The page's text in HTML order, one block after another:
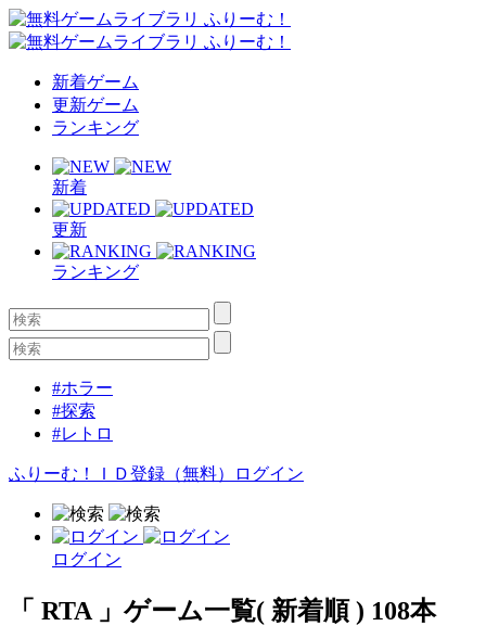
新着ゲーム
更新ゲーム
ランキング
新着
更新
ランキング
#ホラー
#探索
#レトロ
ふりーむ！ＩＤ登録（無料） ログイン
ログイン
「 RTA 」ゲーム一覧( 新着順 ) 108本